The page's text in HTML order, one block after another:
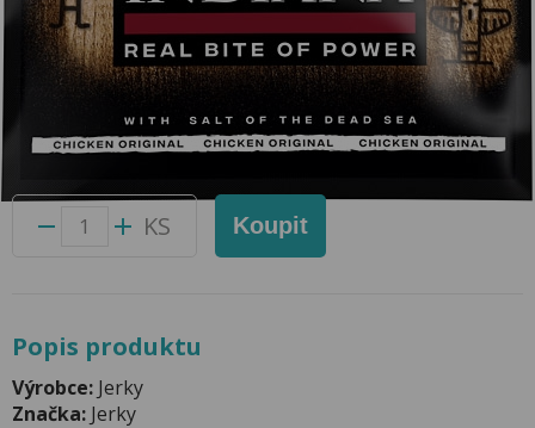
Přidat do oblíbených produktů
Foto produktu se může od skutečnosti mírně lišit.
Balení:15 ks
Kód produktu:52073100
KS Koupit
Popis produktu
Výrobce: Jerky
Značka: Jerky